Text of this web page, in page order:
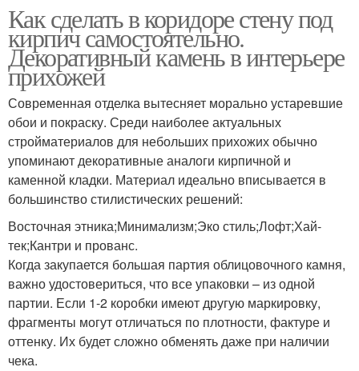
Как сделать в коридоре стену под
кирпич самостоятельно.
Декоративный камень в интерьере
прихожей
Современная отделка вытесняет морально устаревшие
обои и покраску. Среди наиболее актуальных
стройматериалов для небольших прихожих обычно
упоминают декоративные аналоги кирпичной и
каменной кладки. Материал идеально вписывается в
большинство стилистических решений:
Восточная этника;Минимализм;Эко стиль;Лофт;Хай-
тек;Кантри и прованс.
Когда закупается большая партия облицовочного камня,
важно удостовериться, что все упаковки – из одной
партии. Если 1-2 коробки имеют другую маркировку,
фрагменты могут отличаться по плотности, фактуре и
оттенку. Их будет сложно обменять даже при наличии
чека.